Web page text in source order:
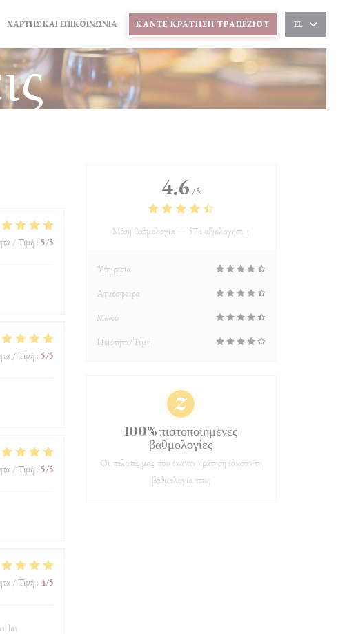
ΣΕ ΝΈΟ ΠΑΡΆΘΥΡΟ))
((ΑΝΟΊΓΕΙ ΣΕ ΝΈΟ ΠΑΡΆΘΥΡΟ))
ΧΆΡΤΗΣ ΚΑΙ ΕΠΙΚΟΙΝΩΝΊΑ ΚΆΝΤΕ ΚΡΆΤΗΣΗ ΤΡΑΠΕΖΙΟΎ EL
/ Τιμή : 5/5
/ Τιμή : 5/5
/ Τιμή : 5/5
/ Τιμή : 4/5
las
4.6 /5
Μέση βαθμολογία — 574 αξιολογήσεις
Υπηρεσία
Ατμόσφαιρα
Μενού
Ποιότητα/Τιμή
100% πιστοποιημένες
βαθμολογίες
Οι πελάτες μας που έκαναν κράτηση έδωσαν τη
βαθμολογία τους